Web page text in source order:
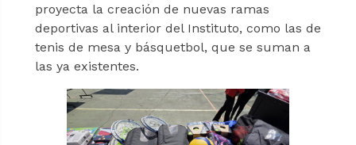
proyecta la creación de nuevas ramas
deportivas al interior del Instituto, como las de
tenis de mesa y básquetbol, que se suman a
las ya existentes.